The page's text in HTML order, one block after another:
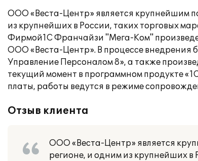
ООО «Веста-Центр» является крупнейшим
из крупнейших в России, таких торговых
Фирмой1С Франчайзи "Мега-Ком"
ООО «Веста-Центр». В процессе внедрения
Управление Персоналом 8», а также
текущий момент в программном продукте
платы, работы ведутся в режиме
Отзыв клиента
ООО «Веста-Центр» является
регионе, и одним из крупнейших в